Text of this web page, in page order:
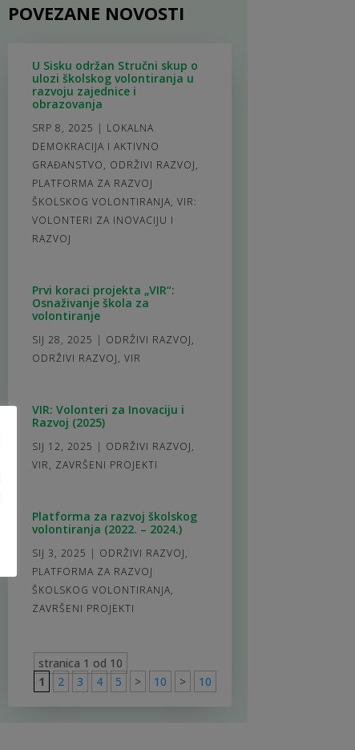
POVEZANE NOVOSTI
U Sisku održan Stručni skup o
ulozi školskog volontiranja u
razvoju zajednice i
obrazovanja
SRP 8, 2025 | LOKALNA
DEMOKRACIJA I AKTIVNO
GRAĐANSTVO, ODRŽIVI RAZVOJ,
PLATFORMA ZA RAZVOJ
ŠKOLSKOG VOLONTIRANJA, VIR:
VOLONTERI ZA INOVACIJU I
RAZVOJ
Prvi koraci projekta „VIR“:
Osnaživanje škola za
volontiranje
SIJ 28, 2025 | ODRŽIVI RAZVOJ,
ODRŽIVI RAZVOJ, VIR
VIR: Volonteri za Inovaciju i
Razvoj (2025)
SIJ 12, 2025 | ODRŽIVI RAZVOJ,
VIR, ZAVRŠENI PROJEKTI
Platforma za razvoj školskog
volontiranja (2022. – 2024.)
SIJ 3, 2025 | ODRŽIVI RAZVOJ,
PLATFORMA ZA RAZVOJ
ŠKOLSKOG VOLONTIRANJA,
ZAVRŠENI PROJEKTI
stranica 1 od 10
1
2 3 4 5 > 10 > 10